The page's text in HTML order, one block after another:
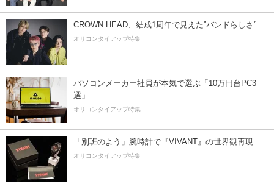
CROWN HEAD、結成1周年で見えた”バンドらしさ”
オリコンタイアップ特集
パソコンメーカー社員が本気で選ぶ「10万円台PC3
選」
オリコンタイアップ特集
「別班のよう」腕時計で『VIVANT』の世界観再現
オリコンタイアップ特集